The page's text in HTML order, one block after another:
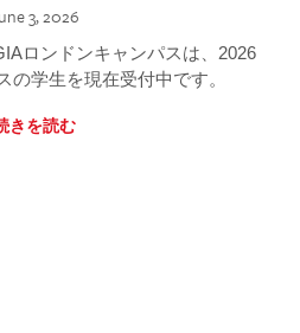
3, 2026
ロンドンキャンパスは、2026
の学生を現在受付中です。
きを読む